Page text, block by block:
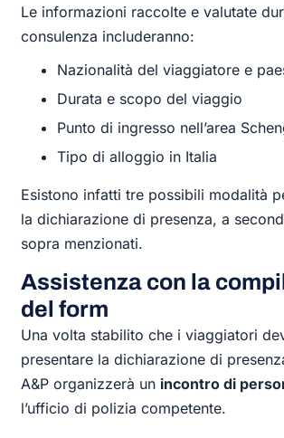
Le informazioni raccolte e valutate
consulenza includeranno:
Nazionalità del viaggiatore e
Durata e scopo del viaggio
Punto di ingresso nell’area
Tipo di alloggio in Italia
Esistono infatti tre possibili modalità
la dichiarazione di presenza, a
sopra menzionati.
Assistenza con la
del form
Una volta stabilito che i viaggiatori
presentare la dichiarazione di
A&P organizzerà un incontro di
l’ufficio di polizia competente.